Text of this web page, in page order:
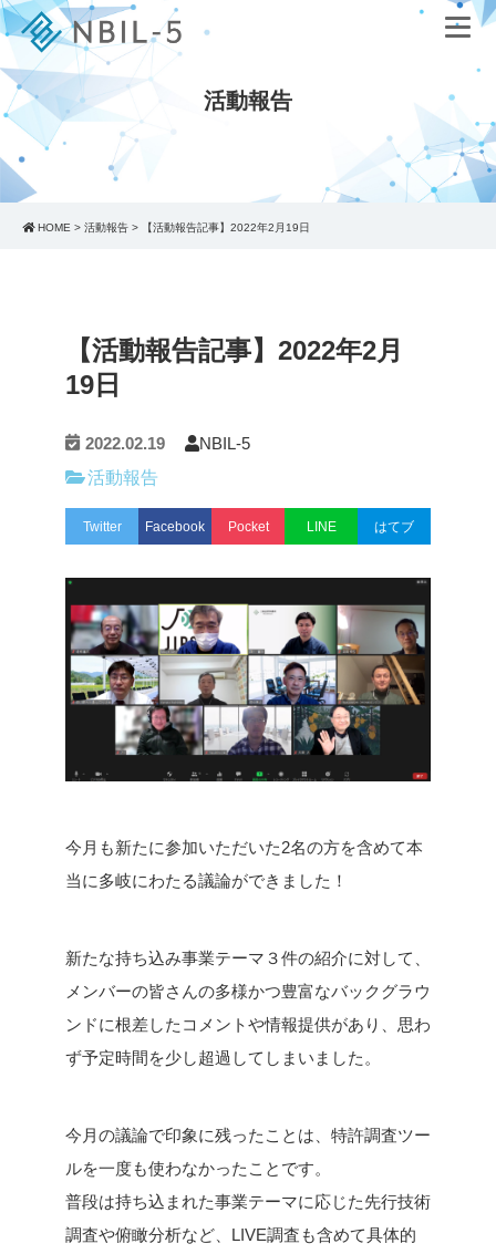
活動報告
HOME > 活動報告 > 【活動報告記事】2022年2月19日
【活動報告記事】2022年2月
19日
2022.02.19
NBIL-5
活動報告
Twitter Facebook Pocket LINE はてブ
今月も新たに参加いただいた2名の方を含めて本
当に多岐にわたる議論ができました！
新たな持ち込み事業テーマ３件の紹介に対して、
メンバーの皆さんの多様かつ豊富なバックグラウ
ンドに根差したコメントや情報提供があり、思わ
ず予定時間を少し超過してしまいました。
今月の議論で印象に残ったことは、特許調査ツー
ルを一度も使わなかったことです。
普段は持ち込まれた事業テーマに応じた先行技術
調査や俯瞰分析など、LIVE調査も含めて具体的